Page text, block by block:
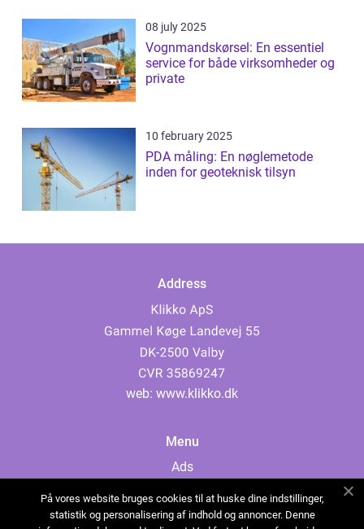
08 july 2025
Vognmandskørsel: En essentiel
service for både virksomheder og
private
10 february 2025
PDA måling: En nøglemetode
inden for geoteknisk tilsyn
Address
web: www.klikko.dk
Menu
Ads
Cookies
På vores website bruges cookies til at huske dine indstillinger,
statistik og personalisering af indhold og annoncer. Denne